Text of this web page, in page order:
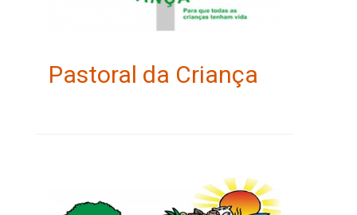
Pastoral da Criança